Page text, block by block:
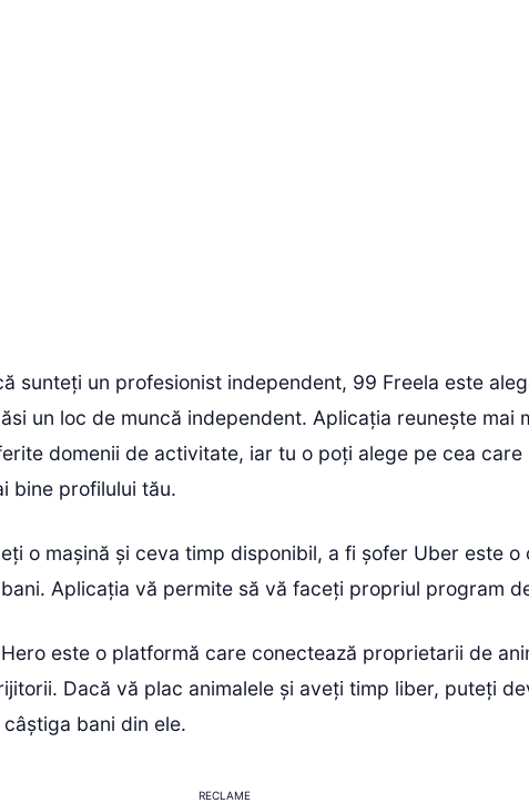
sunteți un profesionist independent, 99 Freela este
un loc de muncă independent. Aplicația reunește mai
domenii de activitate, iar tu o poți alege pe cea care
bine profilului tău.
o mașină și ceva timp disponibil, a fi șofer Uber este o
Aplicația vă permite să vă faceți propriul program
este o platformă care conectează proprietarii de
Dacă vă plac animalele și aveți timp liber, puteți
bani din ele.
RECLAME